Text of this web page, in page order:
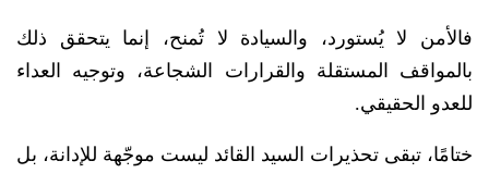
فالأمن لا يُستورد، والسيادة لا تُمنح، إنما يتحقق ذلك
بالمواقف المستقلة والقرارات الشجاعة، وتوجيه العداء
للعدو الحقيقي.
ختامًا، تبقى تحذيرات السيد القائد ليست موجّهة للإدانة، بل